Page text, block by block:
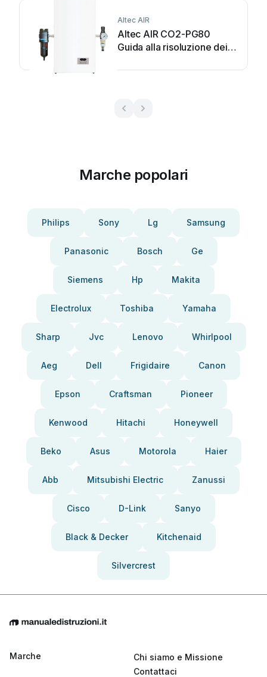
Altec AIR
Altec AIR CO2-PG80
Guida alla risoluzione dei
Marche popolari
Philips Sony Lg Samsung
Panasonic Bosch Ge
Siemens Hp Makita
Electrolux Toshiba Yamaha
Sharp Jvc Lenovo Whirlpool
Aeg Dell Frigidaire Canon
Epson Craftsman Pioneer
Kenwood Hitachi Honeywell
Beko Asus Motorola Haier
Abb Mitsubishi Electric Zanussi
Cisco D-Link Sanyo
Black & Decker Kitchenaid
Silvercrest
Marche
Chi siamo e Missione
Contattaci